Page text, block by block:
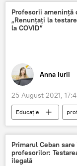
Profesorii amenință
„Renunțați la
la COVID”
Anna Iurii
25 August 2021,
Educație
vaccinare
Primarul Ceban
profesorilor:
ilegală